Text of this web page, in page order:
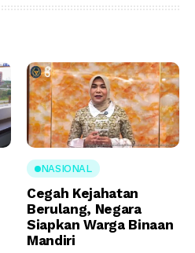
NASIONAL
Cegah Kejahatan
Berulang, Negara
Siapkan Warga Binaan
Mandiri